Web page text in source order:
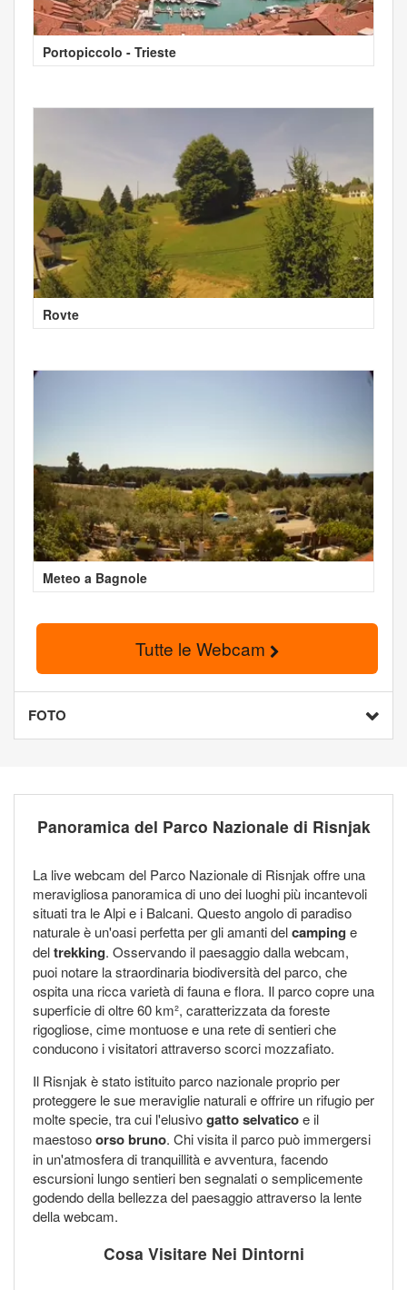
Portopiccolo - Trieste
Rovte
Meteo a Bagnole
Tutte le Webcam
FOTO
Panoramica del Parco Nazionale di Risnjak
La live webcam del Parco Nazionale di Risnjak offre una
meravigliosa panoramica di uno dei luoghi più incantevoli
situati tra le Alpi e i Balcani. Questo angolo di paradiso
naturale è un'oasi perfetta per gli amanti delcamping e
deltrekking. Osservando il paesaggio dalla webcam,
puoi notare la straordinaria biodiversità del parco, che
ospita una ricca varietà di fauna e flora. Il parco copre una
superficie di oltre 60 km², caratterizzata da foreste
rigogliose, cime montuose e una rete di sentieri che
conducono i visitatori attraverso scorci mozzafiato.
Il Risnjak è stato istituito parco nazionale proprio per
proteggere le sue meraviglie naturali e offrire un rifugio per
molte specie, tra cui l'elusivogatto selvaticoe il
maestosoorso bruno. Chi visita il parco può immergersi
in un'atmosfera di tranquillità e avventura, facendo
escursioni lungo sentieri ben segnalati o semplicemente
godendo della bellezza del paesaggio attraverso la lente
della webcam.
Cosa Visitare Nei Dintorni